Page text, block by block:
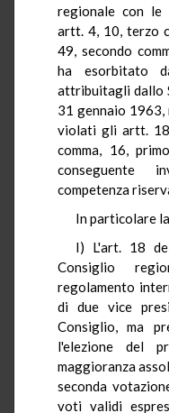
regionale con le
artt. 4, 10, terzo
49, secondo
ha esorbitato
attribuitagli dallo
31 gennaio 1963,
violati gli artt.
comma, 16,
conseguente
competenza
In particolare
I) L'art. 18
Consiglio
regolamento
di due vice
Consiglio, ma
l'elezione del
maggioranza
seconda
voti validi